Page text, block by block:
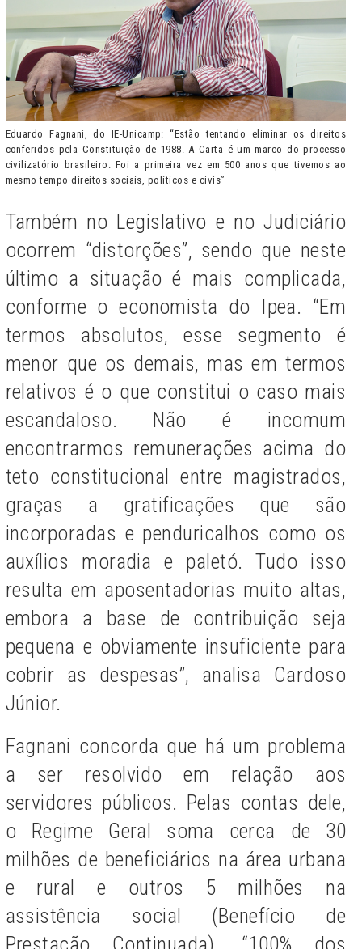
Eduardo Fagnani, do IE-Unicamp: “Estão tentando eliminar os direitos
conferidos pela Constituição de 1988. A Carta é um marco do processo
civilizatório brasileiro. Foi a primeira vez em 500 anos que tivemos ao
mesmo tempo direitos sociais, políticos e civis”
Também no Legislativo e no Judiciário
ocorrem “distorções”, sendo que neste
último a situação é mais complicada,
conforme o economista do Ipea. “Em
termos absolutos, esse segmento é
menor que os demais, mas em termos
relativos é o que constitui o caso mais
escandaloso. Não é incomum
encontrarmos remunerações acima do
teto constitucional entre magistrados,
graças a gratificações que são
incorporadas e penduricalhos como os
auxílios moradia e paletó. Tudo isso
resulta em aposentadorias muito altas,
embora a base de contribuição seja
pequena e obviamente insuficiente para
cobrir as despesas”, analisa Cardoso
Júnior.
Fagnani concorda que há um problema
a ser resolvido em relação aos
servidores públicos. Pelas contas dele,
o Regime Geral soma cerca de 30
milhões de beneficiários na área urbana
e rural e outros 5 milhões na
assistência social (Benefício de